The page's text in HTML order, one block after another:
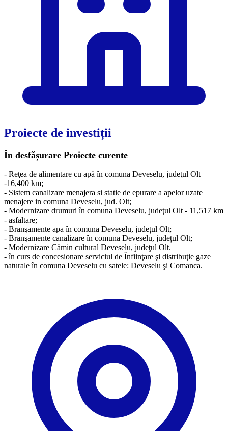
Proiecte de investiții
În desfășurare Proiecte curente
- Reţea de alimentare cu apă în comuna Deveselu, judeţul Olt
-16,400 km;
- Sistem canalizare menajera si statie de epurare a apelor uzate
menajere in comuna Deveselu, jud. Olt;
- Modernizare drumuri în comuna Deveselu, judeţul Olt - 11,517 km
- asfaltare;
- Branşamente apa în comuna Deveselu, județul Olt;
- Branşamente canalizare în comuna Deveselu, județul Olt;
- Modernizare Cămin cultural Deveselu, judeţul Olt.
- în curs de concesionare serviciul de Înfiinţare şi distribuţie gaze
naturale în comuna Deveselu cu satele: Deveselu şi Comanca.